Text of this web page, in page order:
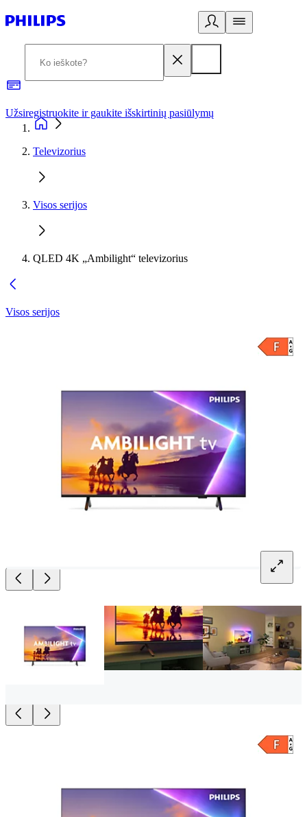
Užsiregistruokite ir gaukite išskirtinių pasiūlymų
Televizorius
Visos serijos
QLED 4K „Ambilight“ televizorius
Visos serijos